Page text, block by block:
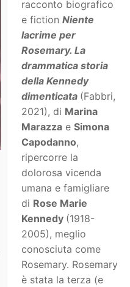
racconto biografico
e fiction Niente
lacrime per
Rosemary. La
drammatica storia
della Kennedy
dimenticata (Fabbri,
2021), di Marina
Marazzae Simona
Capodanno,
ripercorre la
dolorosa vicenda
umana e famigliare
di Rose Marie
Kennedy (1918-
2005), meglio
conosciuta come
Rosemary. Rosemary
è stata la terza (e